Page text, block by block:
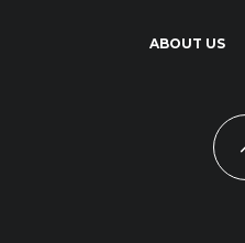
ABOUT US